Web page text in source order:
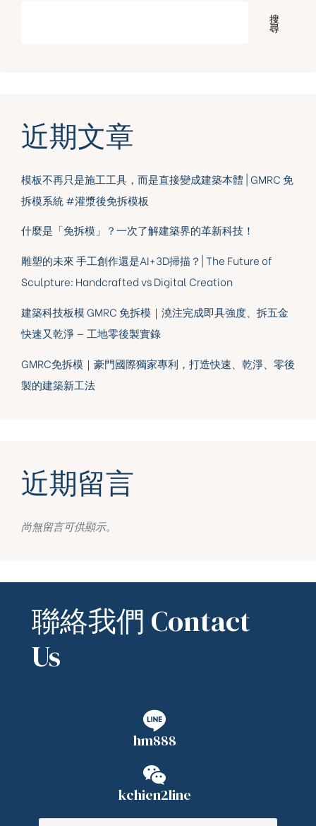
搜
尋
近期文章
模板不再只是施工工具，而是直接變成建築本體 | GMRC 免
拆模系統 #灌漿後免拆模板
什麼是「免拆模」？一次了解建築界的革新科技！
雕塑的未來 手工創作還是AI+3D掃描？| The Future of
Sculpture: Handcrafted vs Digital Creation
建築科技板模 GMRC 免拆模｜澆注完成即具強度、拆五金
快速又乾淨 — 工地零後製實錄
GMRC免拆模｜豪門國際獨家專利，打造快速、乾淨、零後
製的建築新工法
近期留言
尚無留言可供顯示。
聯絡我們 Contact
Us
hm888
kchien2line